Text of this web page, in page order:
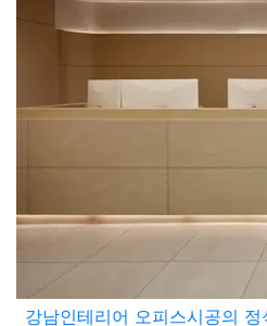
강남인테리어 오피스시공의